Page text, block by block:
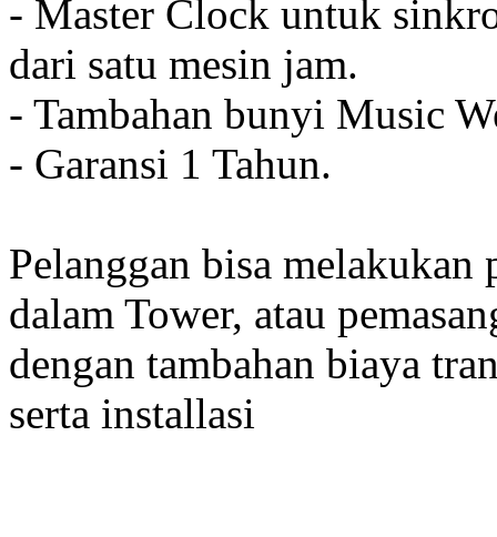
- Master Clock untuk
dari satu mesin jam.
- Tambahan bunyi Music
- Garansi 1 Tahun.
Pelanggan bisa melakukan
dalam Tower, atau
dengan tambahan biaya
serta installasi